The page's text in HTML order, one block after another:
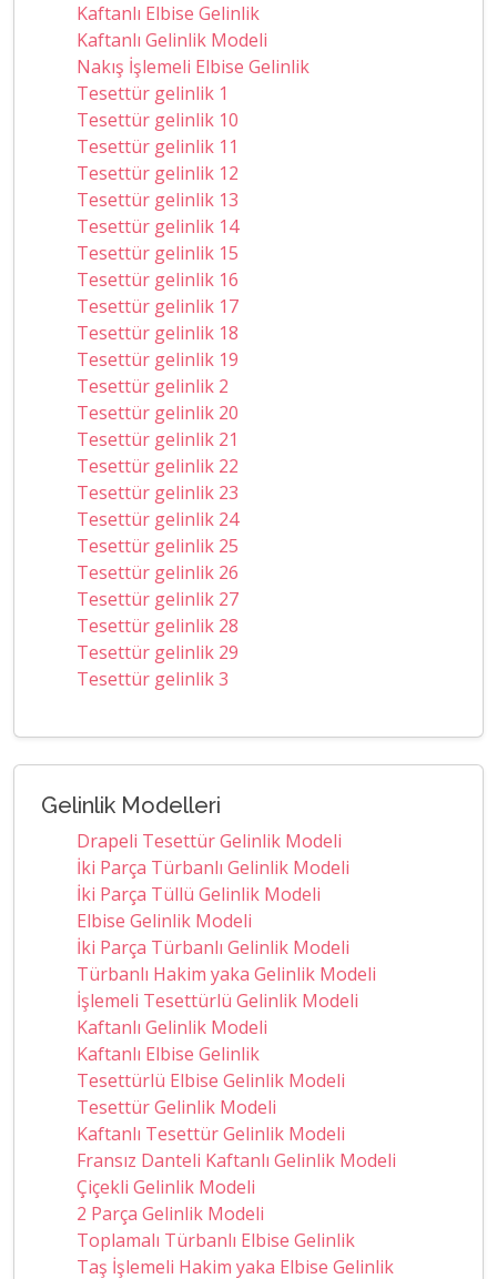
Kaftanlı Elbise Gelinlik
Kaftanlı Gelinlik Modeli
Nakış İşlemeli Elbise Gelinlik
Tesettür gelinlik 1
Tesettür gelinlik 10
Tesettür gelinlik 11
Tesettür gelinlik 12
Tesettür gelinlik 13
Tesettür gelinlik 14
Tesettür gelinlik 15
Tesettür gelinlik 16
Tesettür gelinlik 17
Tesettür gelinlik 18
Tesettür gelinlik 19
Tesettür gelinlik 2
Tesettür gelinlik 20
Tesettür gelinlik 21
Tesettür gelinlik 22
Tesettür gelinlik 23
Tesettür gelinlik 24
Tesettür gelinlik 25
Tesettür gelinlik 26
Tesettür gelinlik 27
Tesettür gelinlik 28
Tesettür gelinlik 29
Tesettür gelinlik 3
Gelinlik Modelleri
Drapeli Tesettür Gelinlik Modeli
İki Parça Türbanlı Gelinlik Modeli
İki Parça Tüllü Gelinlik Modeli
Elbise Gelinlik Modeli
İki Parça Türbanlı Gelinlik Modeli
Türbanlı Hakim yaka Gelinlik Modeli
İşlemeli Tesettürlü Gelinlik Modeli
Kaftanlı Gelinlik Modeli
Kaftanlı Elbise Gelinlik
Tesettürlü Elbise Gelinlik Modeli
Tesettür Gelinlik Modeli
Kaftanlı Tesettür Gelinlik Modeli
Fransız Danteli Kaftanlı Gelinlik Modeli
Çiçekli Gelinlik Modeli
2 Parça Gelinlik Modeli
Toplamalı Türbanlı Elbise Gelinlik
Taş İşlemeli Hakim yaka Elbise Gelinlik